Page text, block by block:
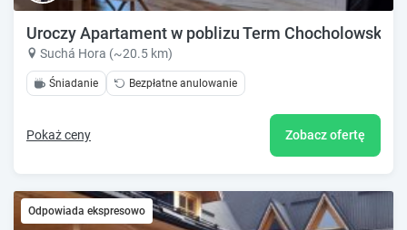
Uroczy Apartament w poblizu Term Chocholowskich
Suchá Hora (~20.5 km)
Śniadanie Bezpłatne anulowanie
Pokaż ceny Zobacz ofertę
Odpowiada ekspresowo